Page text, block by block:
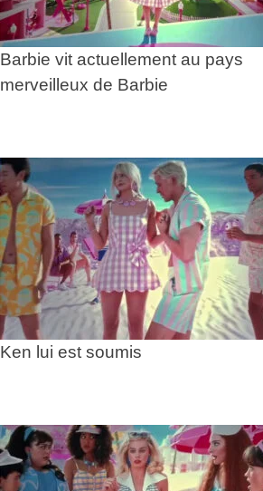
Barbie vit actuellement au pays
merveilleux de Barbie
Ken lui est soumis